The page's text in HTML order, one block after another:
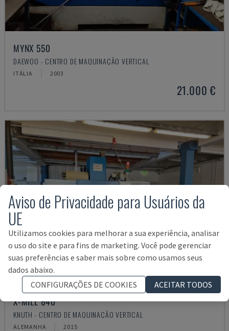
MYNX 550
DAEWOO - CENTRO DE MAQUINAÇÃO VERTICAL
ITÁLIA 2003
21.000 €
X-MILL 640
KNUTH - CENTRO DE MAQUINAÇÃO VERTICAL
ALEMANHA 2015
Aviso de Privacidade para Usuários da
UE
Utilizamos cookies para melhorar a sua experiência, analisar
o uso do site e para fins de marketing. Você pode gerenciar
suas preferências e saber mais sobre como usamos seus
dados abaixo.
CONFIGURAÇÕES DE COOKIES
ACEITAR TODOS